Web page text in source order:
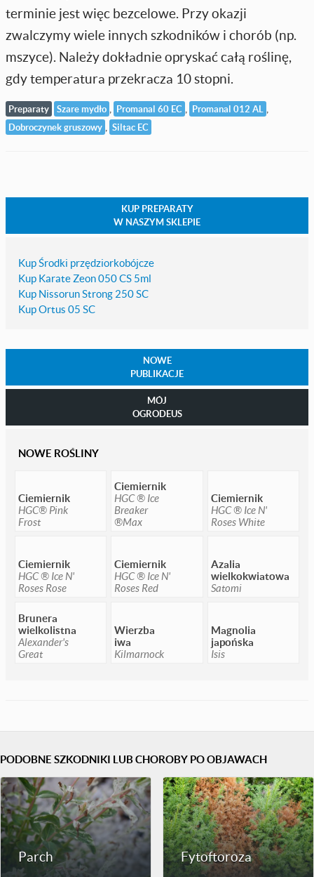
terminie jest więc bezcelowe. Przy okazji
zwalczymy wiele innych szkodników i chorób (np.
mszyce). Należy dokładnie opryskać całą roślinę,
gdy temperatura przekracza 10 stopni.
Preparaty Szare mydło Promanal 60 EC Promanal 012 AL
Dobroczynek gruszowy Siltac EC
KUP PREPARATY
W NASZYM SKLEPIE
Kup Środki przędziorkobójcze
Kup Karate Zeon 050 CS 5ml
Kup Nissorun Strong 250 SC
Kup Ortus 05 SC
NOWE
PUBLIKACJE
MÓJ
OGRODEUS
NOWE ROŚLINY
Ciemiernik
HGC® Pink
Frost
Ciemiernik
HGC ® Ice
Breaker
®Max
Ciemiernik
HGC ® Ice N'
Roses White
Ciemiernik
HGC ® Ice N'
Roses Rose
Ciemiernik
HGC ® Ice N'
Roses Red
Azalia
wielkokwiatowa
Satomi
Brunera
wielkolistna
Alexander's
Great
Wierzba
iwa
Kilmarnock
Magnolia
japońska
Isis
PODOBNE SZKODNIKI LUB CHOROBY PO OBJAWACH
Parch Fytoftoroza